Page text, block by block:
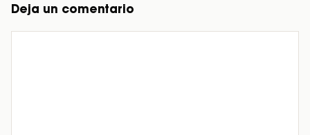
Deja un comentario